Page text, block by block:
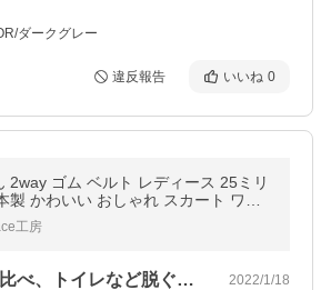
ダークグレー
違反報告 いいね 0
2way ゴム ベルト レディース 25ミリ
かわいい おしゃれ スカート ワン
工房
普通のベルトに比べ、トイレなど脱ぐのが… 2022/1/18